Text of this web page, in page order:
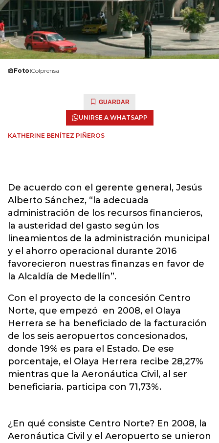
Foto:Colprensa
GUARDAR
UNIRSE A WHATSAPP
KATHERINE BENÍTEZ PIÑEROS
De acuerdo con el gerente general, Jesús
Alberto Sánchez, “la adecuada
administración de los recursos financieros,
la austeridad del gasto según los
lineamientos de la administración municipal
y el ahorro operacional durante 2016
favorecieron nuestras finanzas en favor de
la Alcaldía de Medellín”.
Con el proyecto de la concesión Centro
Norte, que empezó en 2008, el Olaya
Herrera se ha beneficiado de la facturación
de los seis aeropuertos concesionados,
donde 19% es para el Estado. De ese
porcentaje, el Olaya Herrera recibe 28,27%
mientras que la Aeronáutica Civil, al ser
beneficiaria. participa con 71,73%.
¿En qué consiste Centro Norte? En 2008, la
Aeronáutica Civil y el Aeropuerto se unieron